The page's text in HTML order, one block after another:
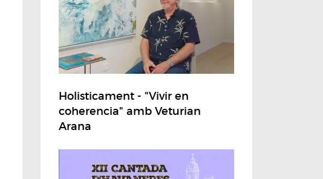
Holisticament - "Vivir en
coherencia" amb Veturian
Arana